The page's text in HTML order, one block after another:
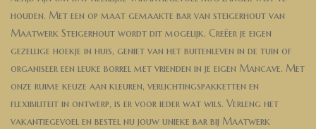
houden. Met een op maat gemaakte bar van steigerhout van
Maatwerk Steigerhout wordt dit mogelijk. Creëer je eigen
gezellige hoekje in huis, geniet van het buitenleven in de tuin of
organiseer een leuke borrel met vrienden in je eigen Mancave. Met
onze ruime keuze aan kleuren, verlichtingspakketten en
flexibiliteit in ontwerp, is er voor ieder wat wils. Verleng het
vakantiegevoel en bestel nu jouw unieke bar bij Maatwerk